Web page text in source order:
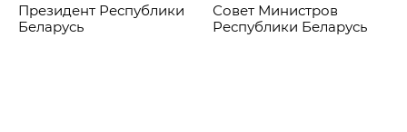
Президент Республики
Беларусь
Совет Министров
Республики Беларусь